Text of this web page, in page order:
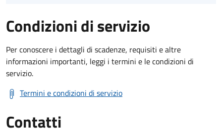
Condizioni di servizio
Per conoscere i dettagli di scadenze, requisiti e altre
informazioni importanti, leggi i termini e le condizioni di
servizio.
Termini e condizioni di servizio
Contatti